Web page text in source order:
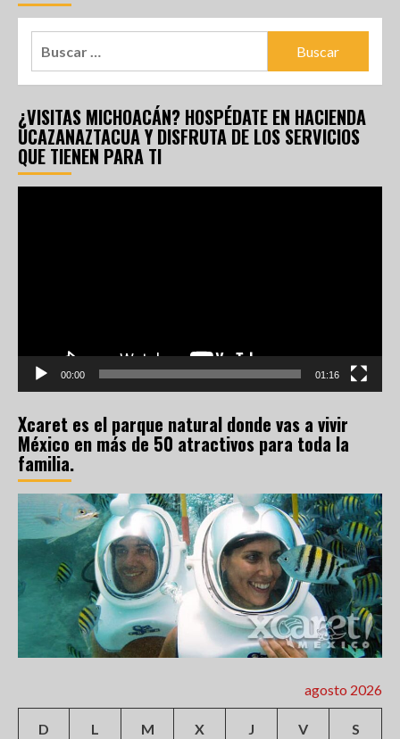
¿VISITAS MICHOACÁN? HOSPÉDATE EN HACIENDA
UCAZANAZTACUA Y DISFRUTA DE LOS SERVICIOS
QUE TIENEN PARA TI
00:00 01:16
Xcaret es el parque natural donde vas a vivir
México en más de 50 atractivos para toda la
familia.
agosto 2026
D L M X J V S